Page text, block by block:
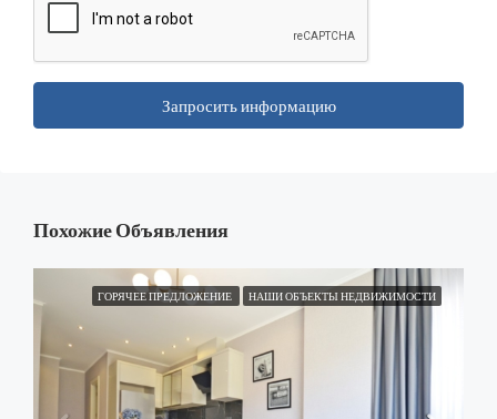
Запросить информацию
Похожие Объявления
ГОРЯЧЕЕ ПРЕДЛОЖЕНИЕ НАШИ ОБЪЕКТЫ НЕДВИЖИМОСТИ